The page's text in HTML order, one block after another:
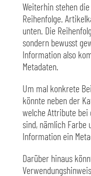
Weiterhin stehen
Reihenfolge.
unten. Die
sondern bewusst
Information also
Metadaten.
Um mal konkrete
könnte neben der
welche Attribute
sind, nämlich Farbe
Information ein
Darüber hinaus